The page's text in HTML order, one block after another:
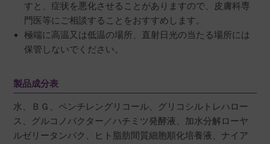
すと、症状を悪化させることがありますので、皮膚科専
門医等にご相談することをおすすめします。
極端に高温又は低温の場所、直射日光の当たる場所には
保管しないでください。
製品成分表
水、ＢＧ、ペンチレングリコール、グリコシルトレハロー
ス、グルコノバクター／ハチミツ発酵液、加水分解ローヤ
ルゼリータンパク、ヒト脂肪間質細胞順化培養液、ナイア